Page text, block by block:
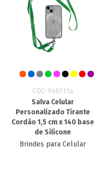
CDC-946111a
Salva Celular
Personalizado​ Tirante
Cordão 1,5 cm x 140 base
de Silicone
Brindes para Celular